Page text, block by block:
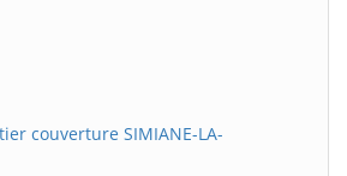
couverture SIMIANE-LA-